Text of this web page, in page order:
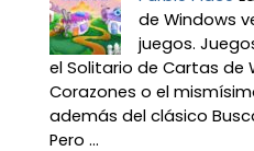
de Windows
juegos.
el Solitario de Cartas de
Corazones o el
además del clásico
Pero ...